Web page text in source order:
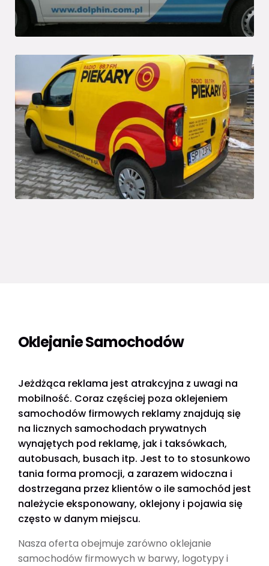
Oklejanie Samochodów
Jeżdżąca reklama jest atrakcyjna z uwagi na
mobilność. Coraz częściej poza oklejeniem
samochodów firmowych reklamy znajdują się
na licznych samochodach prywatnych
wynajętych pod reklamę, jak i taksówkach,
autobusach, busach itp. Jest to to stosunkowo
tania forma promocji, a zarazem widoczna i
dostrzegana przez klientów o ile samochód jest
należycie eksponowany, oklejony i pojawia się
często w danym miejscu.
Nasza oferta obejmuje zarówno oklejanie
samochodów firmowych w barwy, logotypy i